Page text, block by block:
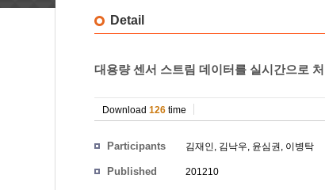
Detail
대용량 센서 스트림 데이터를 실시간으로
Download 126 time
Participants 김재인, 김낙우, 윤심권 , 이병탁
Published 201210